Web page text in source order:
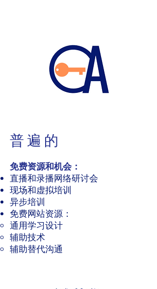
普遍的
免费资源和机会：
直播和录播网络研讨会
现场和虚拟培训
异步培训
免费网站资源：
通用学习设计
辅助技术
辅助替代沟通